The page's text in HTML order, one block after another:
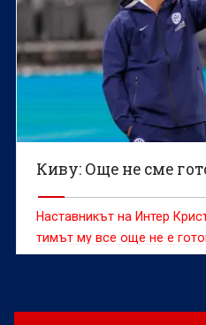
Киву: Още не сме
Наставникът на Интер
тимът му все още не е
сезон въпреки днешната